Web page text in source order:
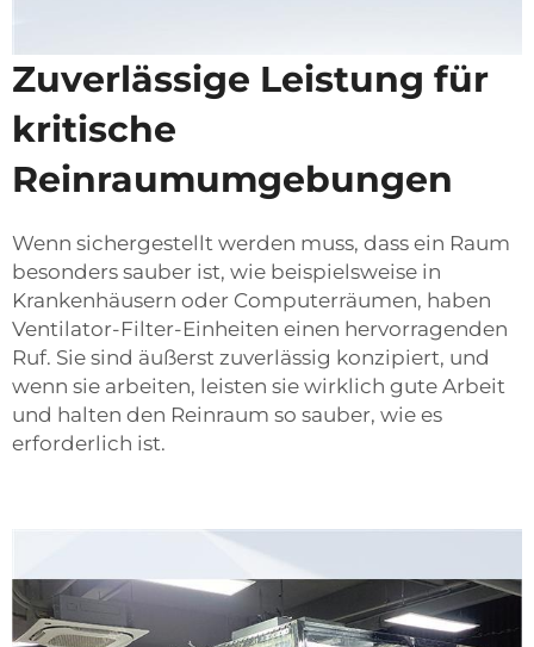
Zuverlässige Leistung für
kritische
Reinraumumgebungen
Wenn sichergestellt werden muss, dass ein Raum
besonders sauber ist, wie beispielsweise in
Krankenhäusern oder Computerräumen, haben
Ventilator-Filter-Einheiten einen hervorragenden
Ruf. Sie sind äußerst zuverlässig konzipiert, und
wenn sie arbeiten, leisten sie wirklich gute Arbeit
und halten den Reinraum so sauber, wie es
erforderlich ist.